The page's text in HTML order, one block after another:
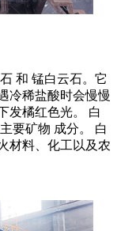
和 锰白云石。它
冷稀盐酸时会慢慢
发橘红色光。 白
要矿物 成分。 白
材料、化工以及农